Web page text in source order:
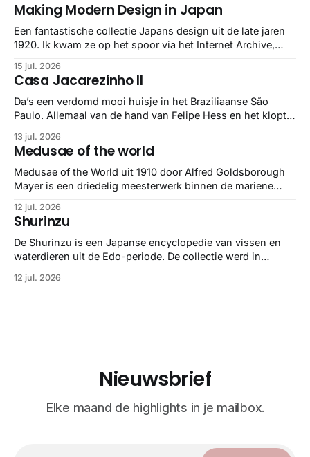
Making Modern Design in Japan
Een fantastische collectie Japans design uit de late jaren
1920. Ik kwam ze op het spoor via het Internet Archive,
gebundeld in een: boek ✨ Daarin hebben ze alle scans een
stuk netter getrokken, maar op deze manier vind ik ze er
minstens
15 jul. 2026
Casa Jacarezinho II
Da’s een verdomd mooi huisje in het Braziliaanse São
Paulo. Allemaal van de hand van Felipe Hess en het klopt
13 jul. 2026
Medusae of the world
Medusae of the World uit 1910 door Alfred Goldsborough
Mayer is een driedelig meesterwerk binnen de mariene
gedetailleerd overzicht van kwallensoorten en hun
taxonomie. Het boek staat bekend om de combinatie van
strikte wetenschap met prachtige, handgetekende
illustraties en kleurendrukplaten van Mayer zelf.
12 jul. 2026
Shurinzu
De Shurinzu is een Japanse encyclopedie van vissen en
waterdieren uit de Edo-periode. De collectie werd in
bekend om verfijnde technieken en bijna driedimensionale
12 jul. 2026
Nieuwsbrief
Elke maand de highlights in je mailbox.